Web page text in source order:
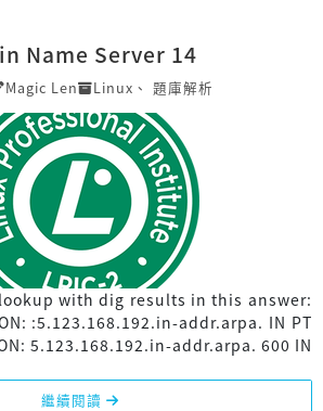
Name Server 14
Magic Len Linux 、 題庫解析
with dig results in this answer:
:5.123.168.192.in-addr.arpa. IN PT
5.123.168.192.in-addr.arpa. 600 IN
繼續閱讀